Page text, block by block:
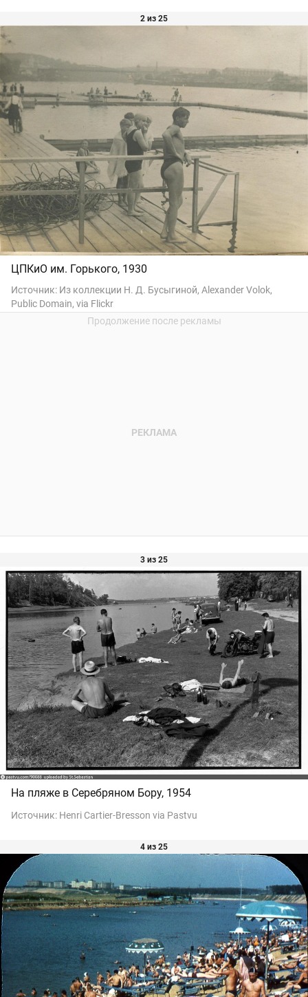
2 из 25
ЦПКиО им. Горького, 1930
Источник: Из коллекции Н. Д. Бусыгиной, Alexander Volok,
Public Domain, via Flickr
3 из 25
На пляже в Серебряном Бору, 1954
Источник: Henri Cartier-Bresson via Pastvu
4 из 25